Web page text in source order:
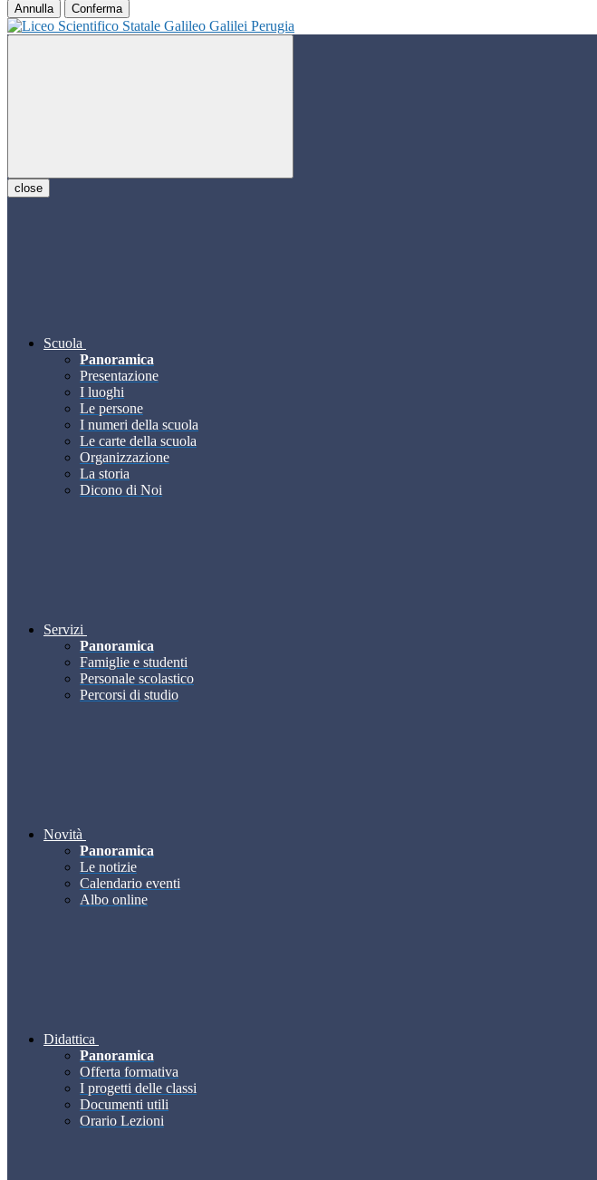
Annulla Conferma
close
Scuola
Panoramica
Presentazione
I luoghi
Le persone
I numeri della scuola
Le carte della scuola
Organizzazione
La storia
Dicono di Noi
Servizi
Panoramica
Famiglie e studenti
Personale scolastico
Percorsi di studio
Novità
Panoramica
Le notizie
Calendario eventi
Albo online
Didattica
Panoramica
Offerta formativa
I progetti delle classi
Documenti utili
Orario Lezioni